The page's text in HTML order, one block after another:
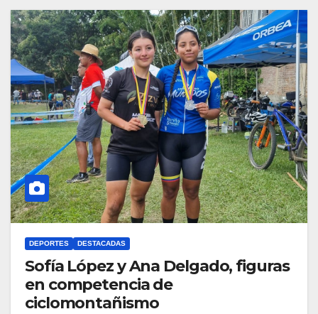
DEPORTES DESTACADAS
Sofía López y Ana Delgado, figuras
en competencia de
ciclomontañismo